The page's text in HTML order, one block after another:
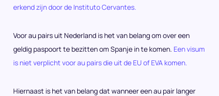
erkend zijn door de Instituto Cervantes.
Voor au pairs uit Nederland is het van belang om over een
geldig paspoort te bezitten om Spanje in te komen. Een visum
is niet verplicht voor au pairs die uit de EU of EVA komen.
Hiernaast is het van belang dat wanneer een au pair langer